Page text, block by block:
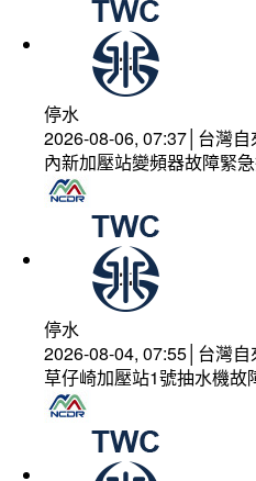
停水
2026-08-06, 07:37│台灣自
內新加壓站變頻器故障緊
停水
2026-08-04, 07:55│台灣自
草仔崎加壓站1號抽水機故